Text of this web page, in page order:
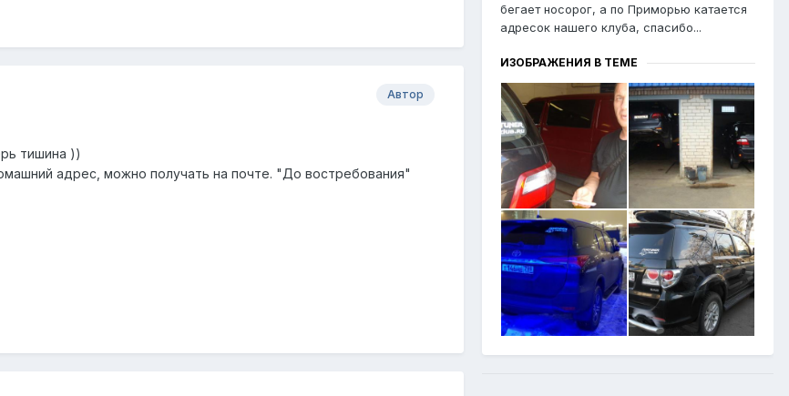
Автор
тишина ))
адрес, можно получать на почте. "До востребования"
бегает носорог, а по Приморью катается
адресок нашего клуба, спасибо...
ИЗОБРАЖЕНИЯ В ТЕМЕ